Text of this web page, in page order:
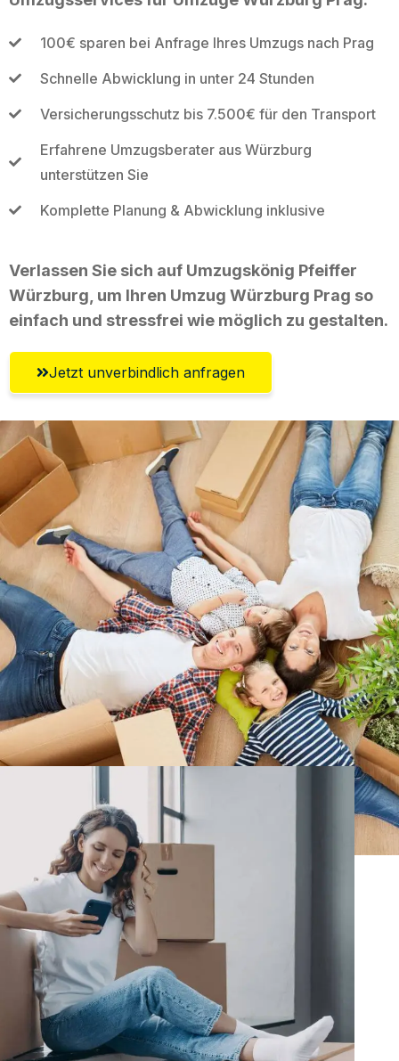
100€ sparen bei Anfrage Ihres Umzugs nach Prag
Schnelle Abwicklung in unter 24 Stunden
Versicherungsschutz bis 7.500€ für den Transport
Erfahrene Umzugsberater aus Würzburg
unterstützen Sie
Komplette Planung & Abwicklung inklusive
Verlassen Sie sich auf Umzugskönig Pfeiffer
Würzburg, um Ihren Umzug Würzburg Prag so
einfach und stressfrei wie möglich zu gestalten.
Jetzt unverbindlich anfragen